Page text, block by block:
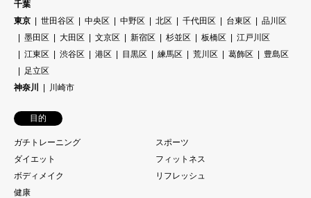
千葉
東京
世田谷区 中央区 中野区 北区 千代田区 台東区
品川区
墨田区
大田区 文京区 新宿区 杉並区 板橋区
江戸川区
江東区
渋谷区 港区 目黒区 練馬区 荒川区 葛飾区
豊島区
足立区
神奈川
川崎市
目的
ガチトレーニング
スポーツ
ダイエット
フィットネス
ボディメイク
リフレッシュ
健康